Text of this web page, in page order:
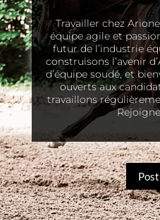
Travailler chez
équipe agile et
futur de l’industrie
construisons l’avenir
d’équipe soudé, et
ouverts aux
travaillons